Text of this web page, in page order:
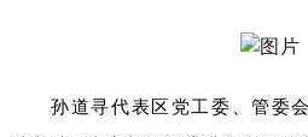
孙道寻代表区党工委、管委